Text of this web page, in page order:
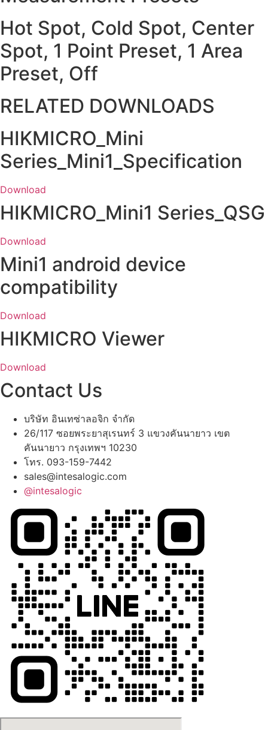
Hot Spot, Cold Spot, Center
Spot, 1 Point Preset, 1 Area
Preset, Off
RELATED DOWNLOADS
HIKMICRO_Mini
Series_Mini1_Specification
Download
HIKMICRO_Mini1 Series_QSG
Download
Mini1 android device
compatibility
Download
HIKMICRO Viewer
Download
Contact Us
บริษัท อินเทซ่าลอจิก จำกัด
26/117 ซอยพระยาสุเรนทร์ 3 แขวงคันนายาว เขต
คันนายาว กรุงเทพฯ 10230
โทร. 093-159-7442
sales@intesalogic.com
@intesalogic